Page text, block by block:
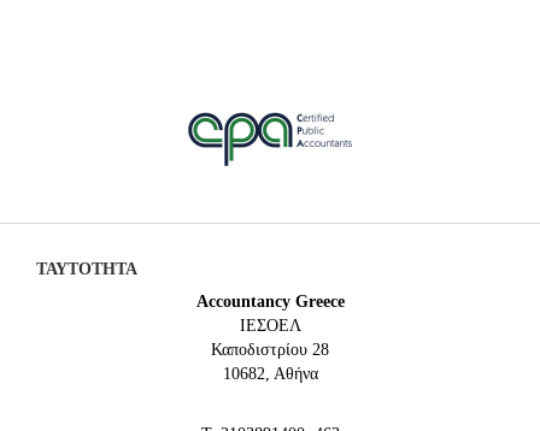
ΤΑΥΤΟΤΗΤΑ
Accountancy Greece
IEΣΟΕΛ
Καποδιστρίου 28
10682, Αθήνα